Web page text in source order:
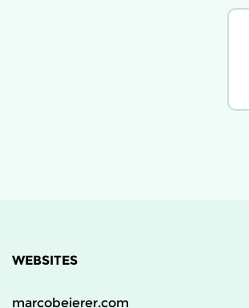
WEBSITES
marcobeierer.com